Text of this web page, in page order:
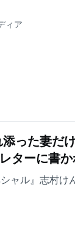
ィア
った妻だ
ターに書
ャル』志村